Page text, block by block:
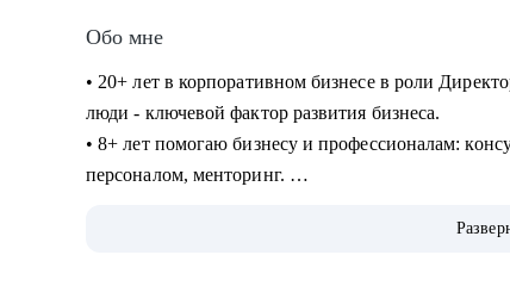
Обо мне
• 20+ лет в корпоративном бизнесе в роли
люди - ключевой фактор развития бизнеса.
• 8+ лет помогаю бизнесу и профессионалам:
персоналом, менторинг.